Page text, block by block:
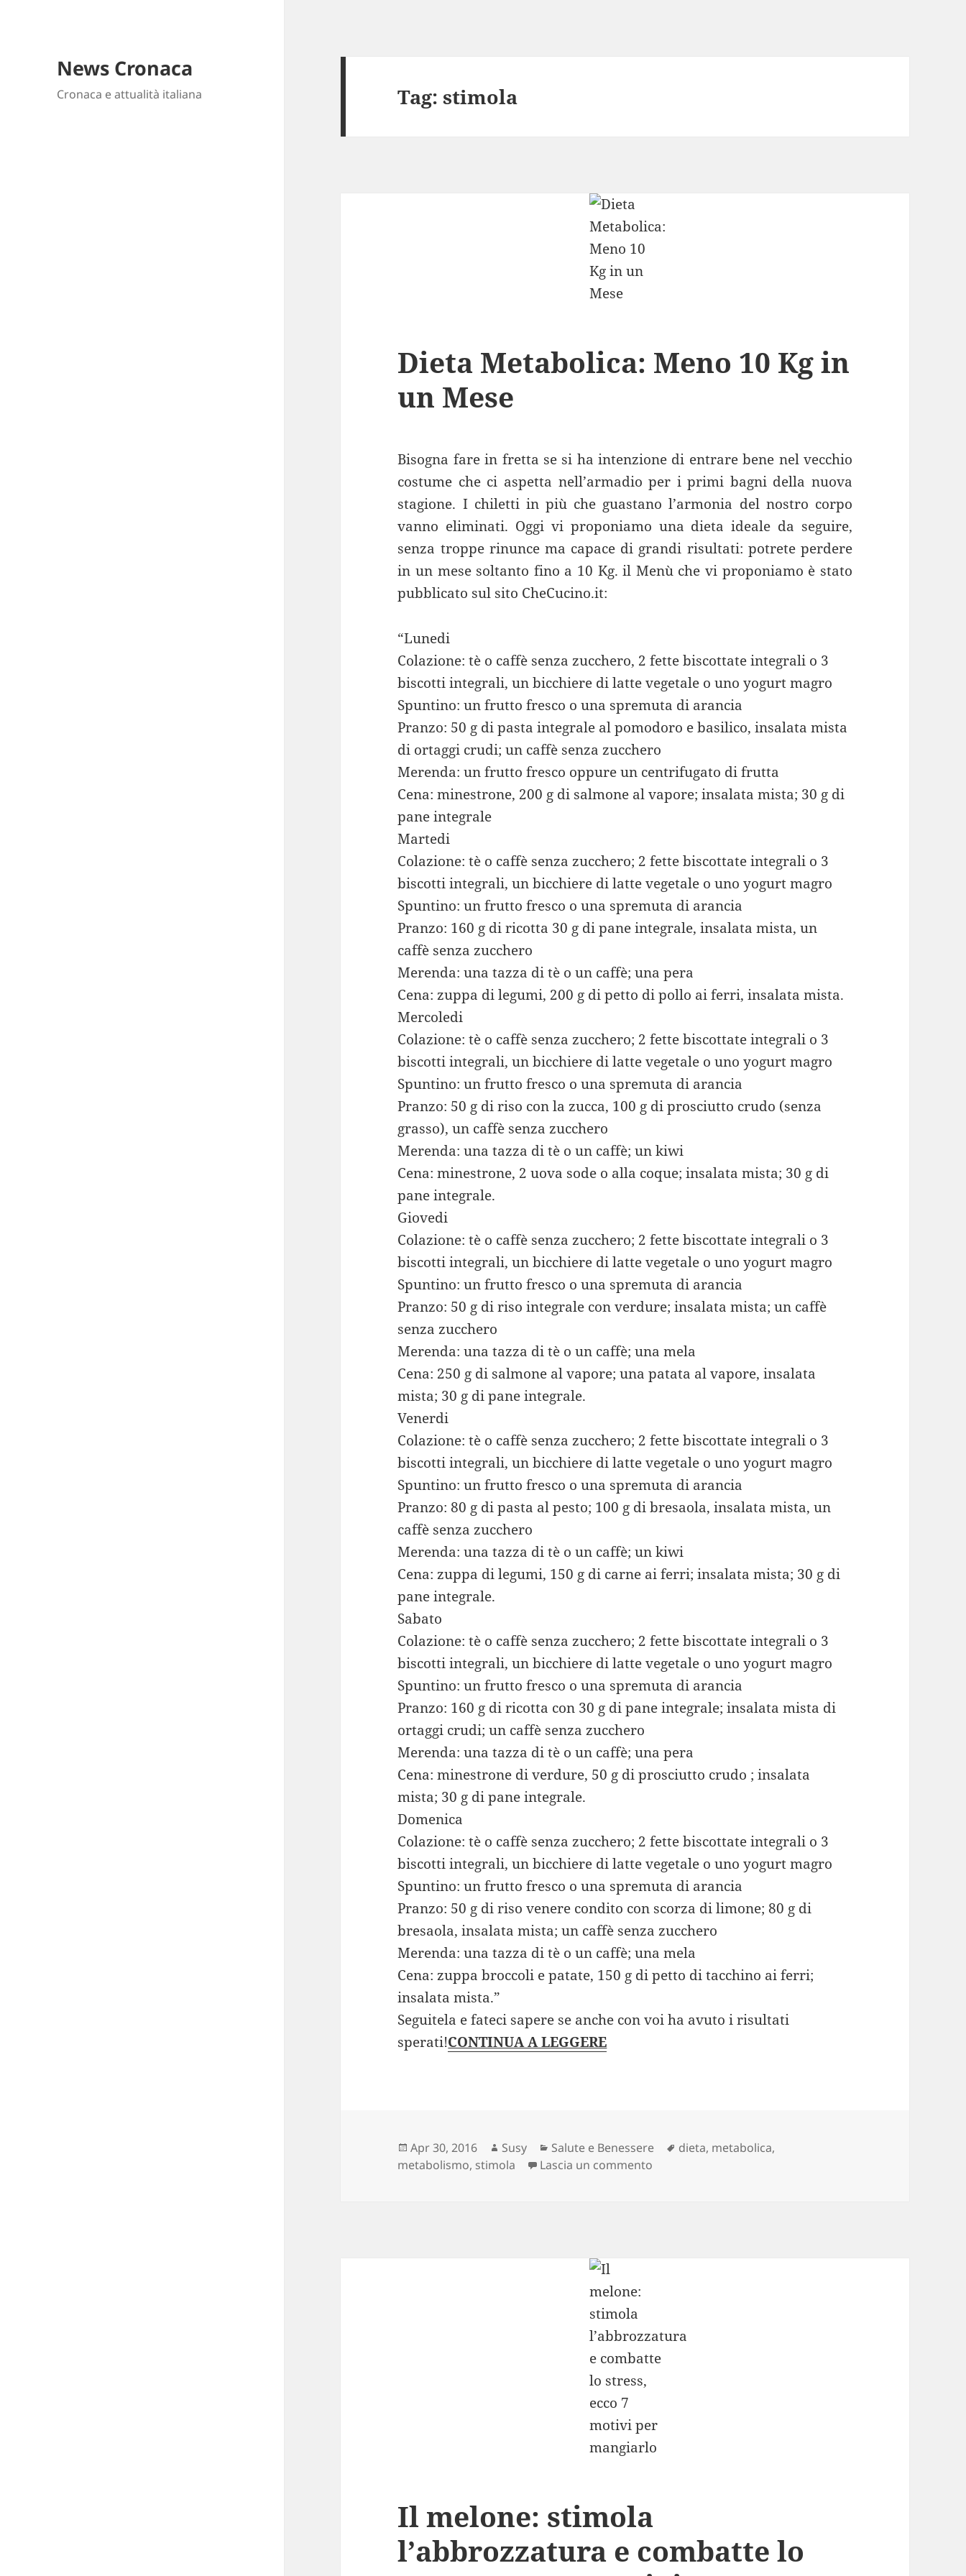
News Cronaca
Cronaca e attualità italiana Tag:stimola
Dieta Metabolica: Meno 10 Kg in
un Mese
Bisogna fare in fretta se si ha intenzione di entrare bene nel vecchio
costume che ci aspetta nell’armadio per i primi bagni della nuova
stagione. I chiletti in più che guastano l’armonia del nostro corpo
vanno eliminati. Oggi vi proponiamo una dieta ideale da seguire,
senza troppe rinunce ma capace di grandi risultati: potrete perdere
in un mese soltanto fino a 10 Kg. il Menù che vi proponiamo è stato
pubblicato sul sito CheCucino.it:
“Lunedi
Colazione: tè o caffè senza zucchero, 2 fette biscottate integrali o 3
biscotti integrali, un bicchiere di latte vegetale o uno yogurt magro
Spuntino: un frutto fresco o una spremuta di arancia
Pranzo: 50 g di pasta integrale al pomodoro e basilico, insalata mista
di ortaggi crudi; un caffè senza zucchero
Merenda: un frutto fresco oppure un centrifugato di frutta
Cena: minestrone, 200 g di salmone al vapore; insalata mista; 30 g di
pane integrale
Martedi
Colazione: tè o caffè senza zucchero; 2 fette biscottate integrali o 3
biscotti integrali, un bicchiere di latte vegetale o uno yogurt magro
Spuntino: un frutto fresco o una spremuta di arancia
Pranzo: 160 g di ricotta 30 g di pane integrale, insalata mista, un
caffè senza zucchero
Merenda: una tazza di tè o un caffè; una pera
Cena: zuppa di legumi, 200 g di petto di pollo ai ferri, insalata mista.
Mercoledi
Colazione: tè o caffè senza zucchero; 2 fette biscottate integrali o 3
biscotti integrali, un bicchiere di latte vegetale o uno yogurt magro
Spuntino: un frutto fresco o una spremuta di arancia
Pranzo: 50 g di riso con la zucca, 100 g di prosciutto crudo (senza
grasso), un caffè senza zucchero
Merenda: una tazza di tè o un caffè; un kiwi
Cena: minestrone, 2 uova sode o alla coque; insalata mista; 30 g di
pane integrale.
Giovedi
Colazione: tè o caffè senza zucchero; 2 fette biscottate integrali o 3
biscotti integrali, un bicchiere di latte vegetale o uno yogurt magro
Spuntino: un frutto fresco o una spremuta di arancia
Pranzo: 50 g di riso integrale con verdure; insalata mista; un caffè
senza zucchero
Merenda: una tazza di tè o un caffè; una mela
Cena: 250 g di salmone al vapore; una patata al vapore, insalata
mista; 30 g di pane integrale.
Venerdi
Colazione: tè o caffè senza zucchero; 2 fette biscottate integrali o 3
biscotti integrali, un bicchiere di latte vegetale o uno yogurt magro
Spuntino: un frutto fresco o una spremuta di arancia
Pranzo: 80 g di pasta al pesto; 100 g di bresaola, insalata mista, un
caffè senza zucchero
Merenda: una tazza di tè o un caffè; un kiwi
Cena: zuppa di legumi, 150 g di carne ai ferri; insalata mista; 30 g di
pane integrale.
Sabato
Colazione: tè o caffè senza zucchero; 2 fette biscottate integrali o 3
biscotti integrali, un bicchiere di latte vegetale o uno yogurt magro
Spuntino: un frutto fresco o una spremuta di arancia
Pranzo: 160 g di ricotta con 30 g di pane integrale; insalata mista di
ortaggi crudi; un caffè senza zucchero
Merenda: una tazza di tè o un caffè; una pera
Cena: minestrone di verdure, 50 g di prosciutto crudo ; insalata
mista; 30 g di pane integrale.
Domenica
Colazione: tè o caffè senza zucchero; 2 fette biscottate integrali o 3
biscotti integrali, un bicchiere di latte vegetale o uno yogurt magro
Spuntino: un frutto fresco o una spremuta di arancia
Pranzo: 50 g di riso venere condito con scorza di limone; 80 g di
bresaola, insalata mista; un caffè senza zucchero
Merenda: una tazza di tè o un caffè; una mela
Cena: zuppa broccoli e patate, 150 g di petto di tacchino ai ferri;
insalata mista.”
Seguitela e fateci sapere se anche con voi ha avuto i risultati
sperati!CONTINUA A LEGGERE
Scritto
il
Apr 30, 2016 Autore
Susy Categorie
Salute e Benessere Tag
dieta, metabolica,
metabolismo, stimola Lascia un commento
Il melone: stimola
l’abbrozzatura e combatte lo